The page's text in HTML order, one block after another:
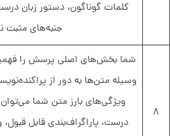
کلمات گوناگون، دستور زبان
جنبه‌های مثبت
۸
شما بخش‌های اصلی پرسش را
وسیله متن‌ها به دور از
ویژگی‌های بارز متن شما
درست، پاراگراف‌بندی قابل قبول،